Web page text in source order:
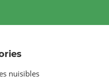
nuisibles